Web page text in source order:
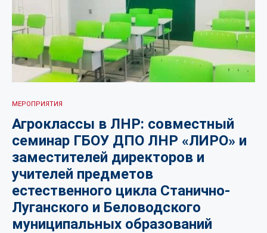
МЕРОПРИЯТИЯ
Агроклассы в ЛНР: совместный
семинар ГБОУ ДПО ЛНР «ЛИРО» и
заместителей директоров и
учителей предметов
естественного цикла Станично-
Луганского и Беловодского
муниципальных образований